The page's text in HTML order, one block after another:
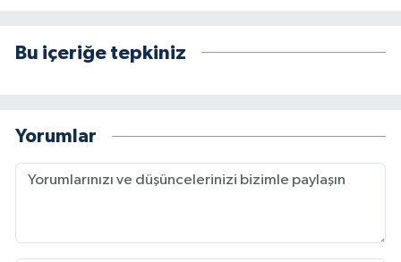
Bu içeriğe tepkiniz
Yorumlar